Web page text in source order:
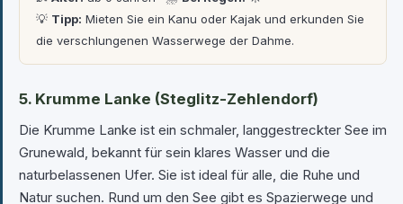
💡 Tipp: Mieten Sie ein Kanu oder Kajak und erkunden Sie
die verschlungenen Wasserwege der Dahme.
5. Krumme Lanke (Steglitz-Zehlendorf)
Die Krumme Lanke ist ein schmaler, langgestreckter See im
Grunewald, bekannt für sein klares Wasser und die
naturbelassenen Ufer. Sie ist ideal für alle, die Ruhe und
Natur suchen. Rund um den See gibt es Spazierwege und